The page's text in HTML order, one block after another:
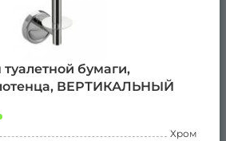
бумаги,
ВЕРТИКАЛЬНЫЙ
Хром